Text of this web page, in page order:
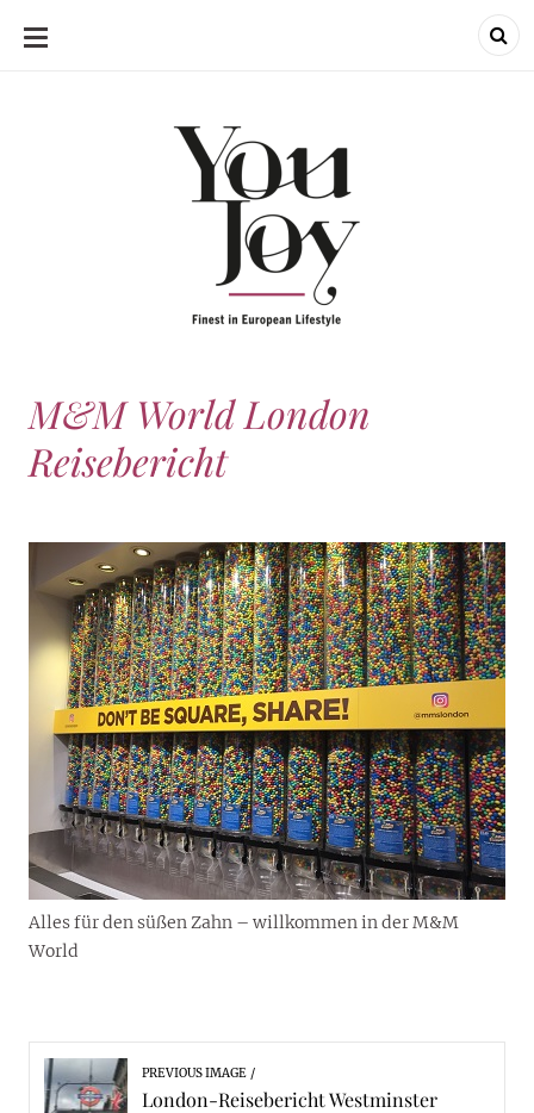
SKIP
M&M World London
Reisebericht
Alles für den süßen Zahn – willkommen in der M&M
World
PREVIOUS IMAGE
London-Reisebericht Westminster